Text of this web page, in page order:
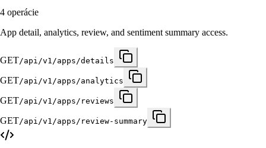
4 operácie
App detail, analytics, review, and sentiment summary access.
GET/api/v1/apps/details
GET/api/v1/apps/analytics
GET/api/v1/apps/reviews
GET/api/v1/apps/review-summary